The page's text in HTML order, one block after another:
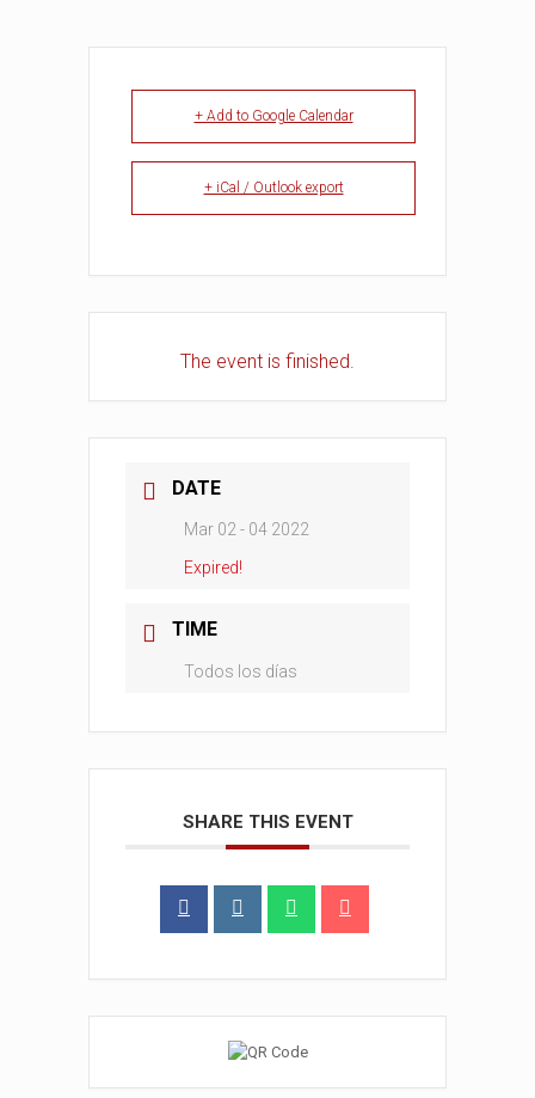
+ Add to Google Calendar
+ iCal / Outlook export
The event is finished.
DATE
Mar 02 - 04 2022
Expired!
TIME
Todos los días
SHARE THIS EVENT